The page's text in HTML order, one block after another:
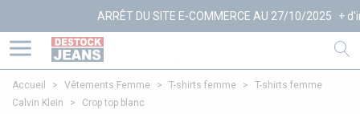
ARRÊT DU SITE E-COMMERCE AU 27/10/2025 + d'infos
Accueil > Vêtements Femme > T-shirts femme >
T-shirts femme
Calvin Klein
> Crop top blanc